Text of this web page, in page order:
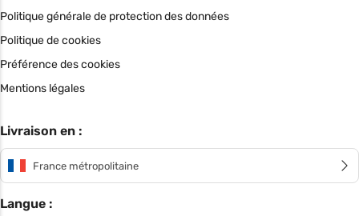
Politique générale de protection des données
Politique de cookies
Préférence des cookies
Mentions légales
Livraison en :
France métropolitaine
Langue :